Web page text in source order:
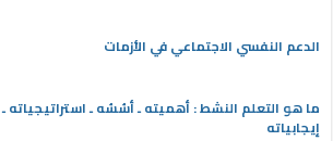
الدعم النفسي الاجتماعي في الأزمات
ما هو التعلم النشط : أهميته ـ أسُسُه ـ استراتيجياته ـ
إيجابياته